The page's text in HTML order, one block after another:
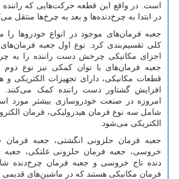
است. در واقع این قطعه حرکت‌هایی که راننده
در ابتدا به چرخ‌دنده‌ها و بعد به چرخ‌ها منتقل
جعبه ‌فرمان‌های موجود در انواع خودروها را
کلی تقسیم‌بندی کرد. نوع اول جعبه
اجزای مکانیکی چرخش دست راننده را به
جعبه ‌فرمان‌های با توان کمکی نیز نوع دوم
قطعات مکانیکی، دارای تجهیزات الکتریکی و
افزایش گشتاور دست راننده کمک می‌کنند.
امروزه در صنعت خودروسازی بیشتر مورد
شامل سه نوع فرمان هیدرولیکی، فرمان
الکتریکی می‌شود.
جعبه فرمان حلزونی انگشتی، جعبه فرمان
خروسی، جعبه فرمان حلزونی غلتکی، جعبه
دنده‌ تاج خروسی و جعبه فرمان چرخ‌دنده
فرمان مکانیکی هستند که در ماشین‌های قدیمی